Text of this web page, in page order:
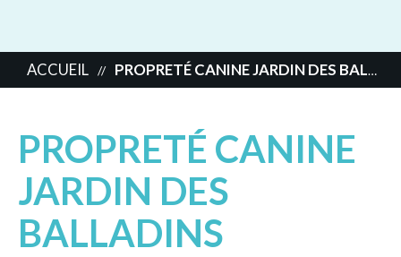
ACCUEIL // PROPRETÉ CANINE JARDIN DES BALLADINS
PROPRETÉ CANINE
JARDIN DES
BALLADINS